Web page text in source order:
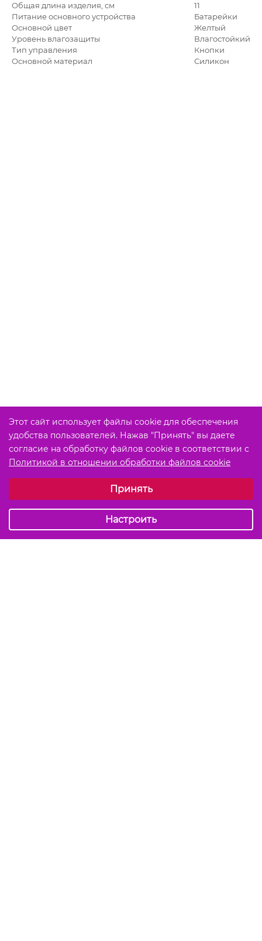
Общая длина изделия, см
11
Питание основного устройства
Батарейки
Основной цвет
Желтый
Уровень влагозащиты
Влагостойкий
Тип управления
Кнопки
Основной материал
Силикон
Этот сайт использует файлы cookie для обеспечения
удобства пользователей. Нажав "Принять" вы даете
согласие на обработку файлов cookie в соответствии с
Политикой в отношении обработки файлов cookie
Обязательные (технические)Принять
Настроить